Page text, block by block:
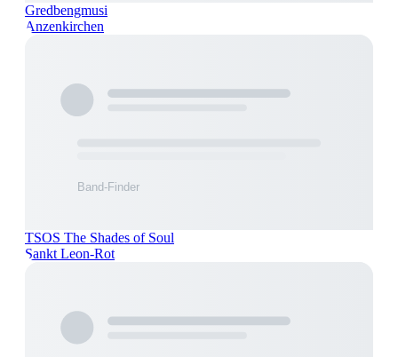
Gredbengmusi
Anzenkirchen
TSOS The Shades of Soul
Sankt Leon-Rot